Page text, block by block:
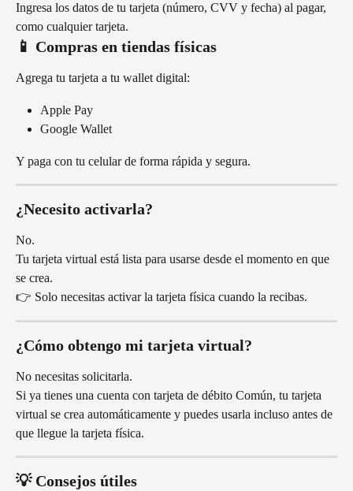
Ingresa los datos de tu tarjeta (número, CVV y fecha) al pagar,
como cualquier tarjeta.
📱 Compras en tiendas físicas
Agrega tu tarjeta a tu wallet digital:
Apple Pay
Google Wallet
Y paga con tu celular de forma rápida y segura.
¿Necesito activarla?
No.
Tu tarjeta virtual está lista para usarse desde el momento en que
se crea.
👉 Solo necesitas activar la tarjeta física cuando la recibas.
¿Cómo obtengo mi tarjeta virtual?
No necesitas solicitarla.
Si ya tienes una cuenta con tarjeta de débito Común, tu tarjeta
virtual se crea automáticamente y puedes usarla incluso antes de
que llegue la tarjeta física.
💡 Consejos útiles